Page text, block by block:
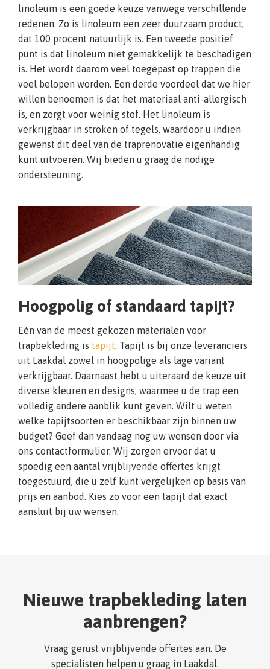
linoleum is een goede keuze vanwege verschillende
redenen. Zo is linoleum een zeer duurzaam product,
dat 100 procent natuurlijk is. Een tweede positief
punt is dat linoleum niet gemakkelijk te beschadigen
is. Het wordt daarom veel toegepast op trappen die
veel belopen worden. Een derde voordeel dat we hier
willen benoemen is dat het materiaal anti-allergisch
is, en zorgt voor weinig stof. Het linoleum is
verkrijgbaar in stroken of tegels, waardoor u indien
gewenst dit deel van de traprenovatie eigenhandig
kunt uitvoeren. Wij bieden u graag de nodige
ondersteuning.
Hoogpolig of standaard tapijt?
Eén van de meest gekozen materialen voor
trapbekleding is tapijt. Tapijt is bij onze leveranciers
uit Laakdal zowel in hoogpolige als lage variant
verkrijgbaar. Daarnaast hebt u uiteraard de keuze uit
diverse kleuren en designs, waarmee u de trap een
volledig andere aanblik kunt geven. Wilt u weten
welke tapijtsoorten er beschikbaar zijn binnen uw
budget? Geef dan vandaag nog uw wensen door via
ons contactformulier. Wij zorgen ervoor dat u
spoedig een aantal vrijblijvende offertes krijgt
toegestuurd, die u zelf kunt vergelijken op basis van
prijs en aanbod. Kies zo voor een tapijt dat exact
aansluit bij uw wensen.
Nieuwe trapbekleding laten
aanbrengen?
Vraag gerust vrijblijvende offertes aan. De
specialisten helpen u graag in Laakdal.